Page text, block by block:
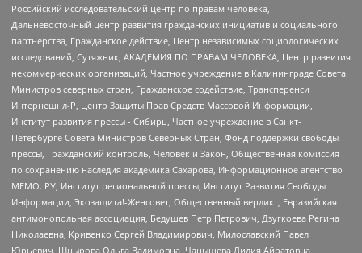
Российский исследовательский центр по правам человека,
Дальневосточный центр развития гражданских инициатив и социального
партнерства, Гражданское действие, Центр независимых социологических
исследований, Сутяжник, АКАДЕМИЯ ПО ПРАВАМ ЧЕЛОВЕКА, Центр развития
некоммерческих организаций, Частное учреждение в Калининграде Совета
Министров северных стран, Гражданское содействие, Трансперенси
Интернешнл-Р, Центр Защиты Прав Средств Массовой Информации,
Институт развития прессы - Сибирь, Частное учреждение в Санкт-
Петербурге Совета Министров Северных Стран, Фонд поддержки свободы
прессы, Гражданский контроль, Человек и Закон, Общественная комиссия
по сохранению наследия академика Сахарова, Информационное агентство
МЕМО. РУ, Институт региональной прессы, Институт Развития Свободы
Информации, Экозащита!-Женсовет, Общественный вердикт, Евразийская
антимонопольная ассоциация, Бедушев Петр Петрович, Дзугкоева Регина
Николаевна, Кривенко Сергей Владимирович, Милославский Павел
Юрьевич, Шнырова Ольга Вадимовна, Чанышева Лилия Айратовна,